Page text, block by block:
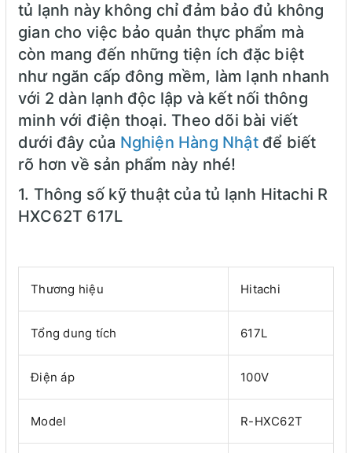
tủ lạnh này không chỉ đảm bảo đủ không
gian cho việc bảo quản thực phẩm mà
còn mang đến những tiện ích đặc biệt
như ngăn cấp đông mềm, làm lạnh nhanh
với 2 dàn lạnh độc lập và kết nối thông
minh với điện thoại. Theo dõi bài viết
dưới đây của Nghiện Hàng Nhậtđể biết
rõ hơn về sản phẩm này nhé!
1. Thông số kỹ thuật của tủ lạnh Hitachi R
HXC62T 617L
Thương hiệu Hitachi
Tổng dung tích 617L
Điện áp 100V
Model R-HXC62T